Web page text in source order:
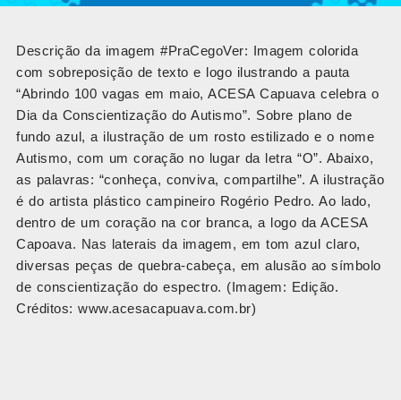
Descrição da imagem #PraCegoVer: Imagem colorida
com sobreposição de texto e logo ilustrando a pauta
“Abrindo 100 vagas em maio, ACESA Capuava celebra o
Dia da Conscientização do Autismo”. Sobre plano de
fundo azul, a ilustração de um rosto estilizado e o nome
Autismo, com um coração no lugar da letra “O”. Abaixo,
as palavras: “conheça, conviva, compartilhe”. A ilustração
é do artista plástico campineiro Rogério Pedro. Ao lado,
dentro de um coração na cor branca, a logo da ACESA
Capoava. Nas laterais da imagem, em tom azul claro,
diversas peças de quebra-cabeça, em alusão ao símbolo
de conscientização do espectro. (Imagem: Edição.
Créditos: www.acesacapuava.com.br)